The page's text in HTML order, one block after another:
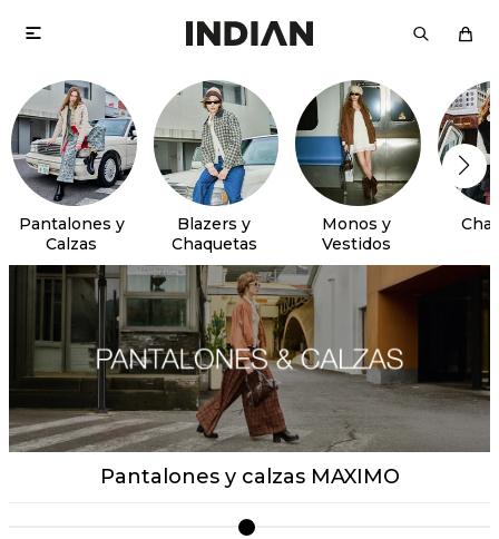

Pantalones y
Calzas
Blazers y
Chaquetas
Monos y
Vestidos
Pantalones y calzas MAXIMO